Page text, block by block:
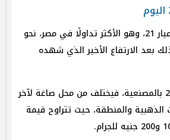
بلغ سعر جرام الذهب عيار 21، وهو الأكثر تداولًا في مصر، نحو
وذلك بعد الارتفاع الأخير الذي شهده
أما سعر الذهب عيار 21 بالمصنعية، فيختلف من محل صاغة لآخر
والمنطقة، حيث تتراوح قيمة